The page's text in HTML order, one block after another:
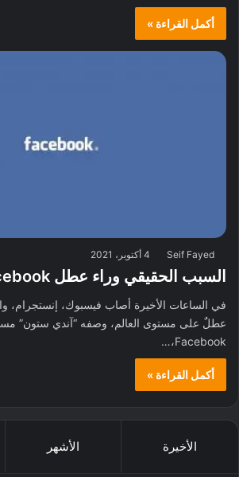
أكمل القراءة »
Seif Fayed 4 أكتوبر، 2021
السبب الحقيقي وراء عطل Facebook “المفاجئ”
في الساعات الأخيرة أصاب فيسبوك، إنستجرام،
عطلٌ على مستوى العالم، وصفه “آندي ستون”
Facebook،…
أكمل القراءة »
الأخيرة الأشهر